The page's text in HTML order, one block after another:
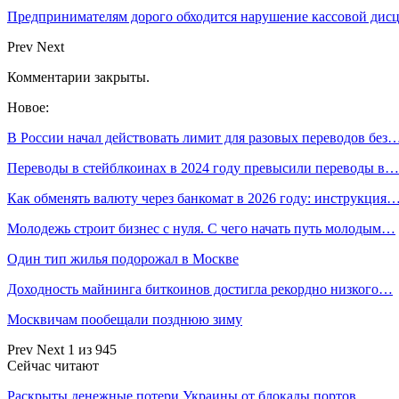
Предпринимателям дорого обходится нарушение кассовой
Prev Next
Комментарии закрыты.
Новое:
В России начал действовать лимит для разовых переводов
Переводы в стейблкоинах в 2024 году превысили переводы в…
Как обменять валюту через банкомат в 2026 году: инструкция…
Молодежь строит бизнес с нуля. С чего начать путь молодым…
Один тип жилья подорожал в Москве
Доходность майнинга биткоинов достигла рекордно низкого…
Москвичам пообещали позднюю зиму
Prev Next 1 из 945
Сейчас читают
Раскрыты денежные потери Украины от блокады портов